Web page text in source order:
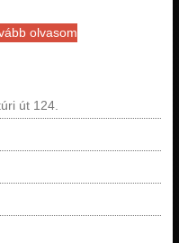
olvasom
út 124.